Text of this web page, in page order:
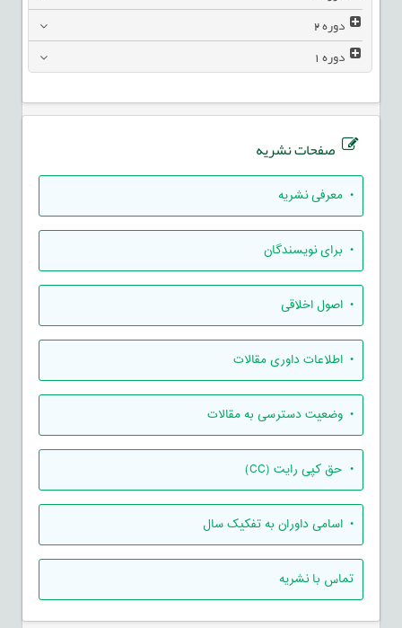
دوره2
دوره1
صفحات نشریه
• معرفی نشریه
• برای نویسندگان
• اصول اخلاقی
• اطلاعات داوری مقالات
• وضعیت دسترسی به مقالات
• حق کپی رایت (CC)
• اسامی داوران به تفکیک سال
تماس با نشریه